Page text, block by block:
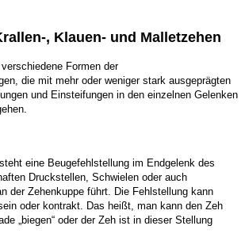
, Klauen- und Malletzehen
Formen der
die mit mehr oder weniger stark ausgeprägten
und Einsteifungen in den einzelnen Gelenken
eine Beugefehlstellung im Endgelenk des
Druckstellen, Schwielen oder auch
der Zehenkuppe führt. Die Fehlstellung kann
oder kontrakt. Das heißt, man kann den Zeh
„biegen“ oder der Zeh ist in dieser Stellung